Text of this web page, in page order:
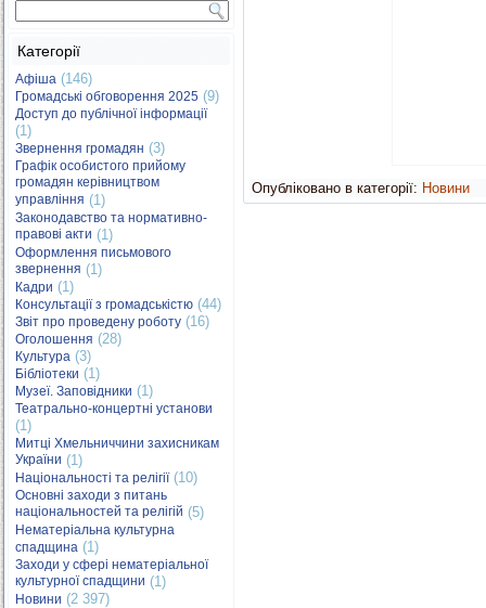
Категорії
Афіша (146)
Громадські обговорення 2025 (9)
Доступ до публічної інформації
(1)
Звернення громадян (3)
Графік особистого прийому
громадян керівництвом
управління (1)
Законодавство та нормативно-
правові акти (1)
Оформлення письмового
звернення (1)
Кадри (1)
Консультації з громадськістю (44)
Звіт про проведену роботу (16)
Оголошення (28)
Культура (3)
Бібліотеки (1)
Музеї. Заповідники (1)
Театрально-концертні установи
(1)
Митці Хмельниччини захисникам
України (1)
Національності та релігії(10)
Основні заходи з питань
національностей та релігій (5)
Нематеріальна культурна
спадщина (1)
Заходи у сфері нематеріальної
культурної спадщини (1)
Новини (2 397)
Опубліковано в категорії: Новини